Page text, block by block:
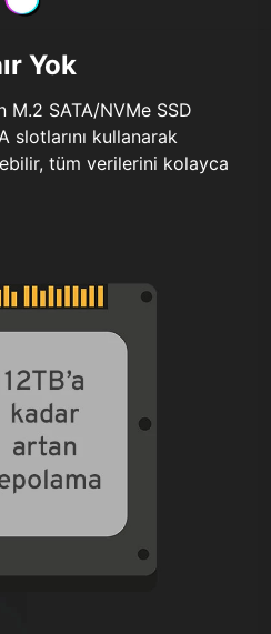
Yok
SATA/NVMe SSD
slotlarını kullanarak
tüm verilerini kolayca